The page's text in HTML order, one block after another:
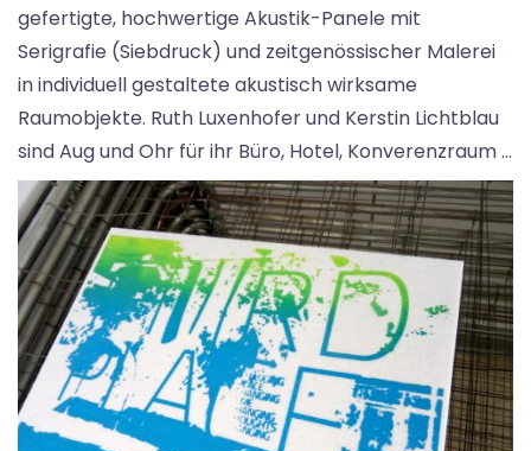
gefertigte, hochwertige Akustik-Panele mit
Serigrafie (Siebdruck) und zeitgenössischer Malerei
in individuell gestaltete akustisch wirksame
Raumobjekte. Ruth Luxenhofer und Kerstin Lichtblau
sind Aug und Ohr für ihr Büro, Hotel, Konverenzraum …